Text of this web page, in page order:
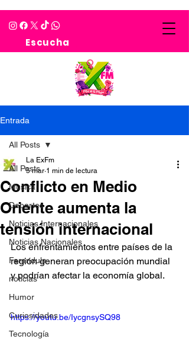
Escucha
Entrada
All Posts
Musica
Deportes
Noticias Internacionales
Noticias Nacionales
Farandula
noticias
Humor
Curiosidades
Tecnología
All Posts
Conflicto en Medio
Oriente aumenta la
tensión internacional
La ExFm
5 mar 1 min de lectura
Los enfrentamientos entre países de la
región generan preocupación mundial
y podrían afectar la economía global.
https://youtu.be/IycgnsySQ98